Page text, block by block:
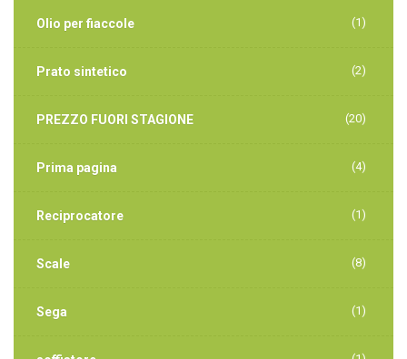
Olio per fiaccole (1)
Prato sintetico (2)
PREZZO FUORI STAGIONE (20)
Prima pagina (4)
Reciprocatore (1)
Scale (8)
Sega (1)